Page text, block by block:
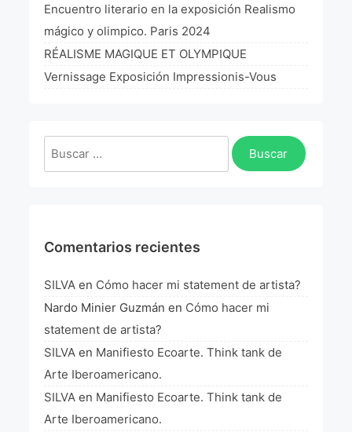
«Huellas trashumantes» New York 2018
Commissaire D’exposition
Manifiesto Ecoarte
Encuentro literario en la exposición Realismo
mágico y olimpico. Paris 2024
RÉALISME MAGIQUE ET OLYMPIQUE
Vernissage Exposición Impressionis-Vous
Buscar:
Comentarios recientes
SILVA en Cómo hacer mi statement de artista?
Nardo Minier Guzmán en Cómo hacer mi
statement de artista?
SILVA en Manifiesto Ecoarte. Think tank de
Arte Iberoamericano.
SILVA en Manifiesto Ecoarte. Think tank de
Arte Iberoamericano.